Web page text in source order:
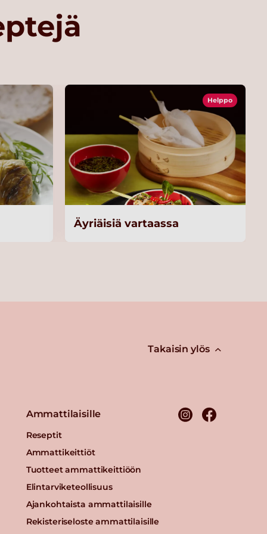
Helppo
Äyriäisiä vartaassa
Takaisin ylös
Ammattilaisille
Reseptit
Ammattikeittiöt
Tuotteet ammattikeittiöön
Elintarviketeollisuus
Ajankohtaista ammattilaisille
Rekisteriseloste ammattilaisille